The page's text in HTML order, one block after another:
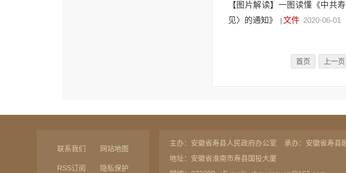
【图片解读】一图读懂《中共
见〉的通知》
|文件 2020-06-01
首页 上一页
联系我们 网站地图
RSS订阅 隐私保护
主办：安徽省寿县人民政府办公室 承办：安徽省寿县
地址：安徽省淮南市寿县国投大厦